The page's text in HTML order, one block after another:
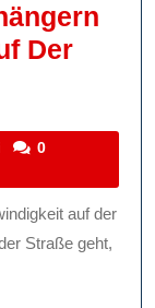
Der
stefanocoletti
0
Straße geht,